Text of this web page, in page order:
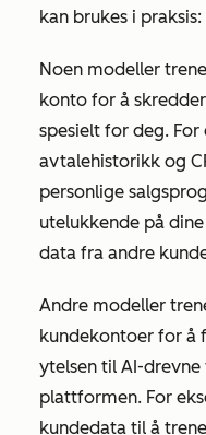
kan brukes i praksis:
Noen modeller
konto for å
spesielt for deg.
avtalehistorikk og
personlige
utelukkende på
data fra andre
Andre modeller
kundekontoer for å
ytelsen til AI-
plattformen. For
kundedata til å